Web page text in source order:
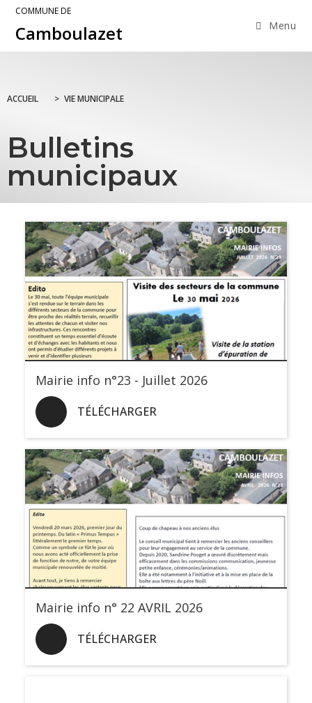
COMMUNE DE
Camboulazet Menu
ACCUEIL > VIE MUNICIPALE
Bulletins
municipaux
Mairie info n°23 - Juillet 2026
TÉLÉCHARGER
Mairie info n° 22 AVRIL 2026
TÉLÉCHARGER